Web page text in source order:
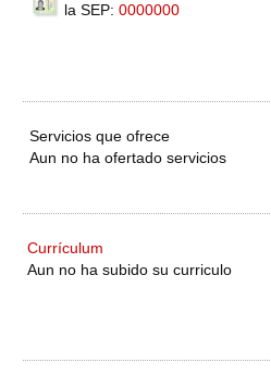
la SEP: 0000000
Servicios que ofrece
Aun no ha ofertado servicios
Currículum
Aun no ha subido su curriculo